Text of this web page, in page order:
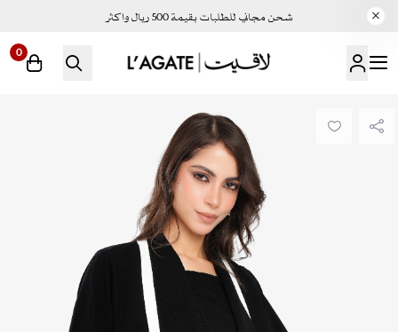
شحن مجاني للطلبات بقيمة 500 ريال واكثر
لاقيت | LAGATE
0